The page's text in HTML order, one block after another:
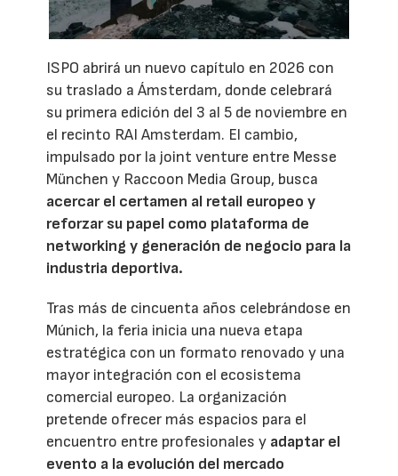
ISPO abrirá un nuevo capítulo en 2026 con
su traslado a Ámsterdam, donde celebrará
su primera edición del 3 al 5 de noviembre en
el recinto RAI Amsterdam. El cambio,
impulsado por la joint venture entre Messe
München y Raccoon Media Group, busca
acercar el certamen al retail europeo y
reforzar su papel como plataforma de
networking y generación de negocio para la
industria deportiva.
Tras más de cincuenta años celebrándose en
Múnich, la feria inicia una nueva etapa
estratégica con un formato renovado y una
mayor integración con el ecosistema
comercial europeo. La organización
pretende ofrecer más espacios para el
encuentro entre profesionales y adaptar el
evento a la evolución del mercado